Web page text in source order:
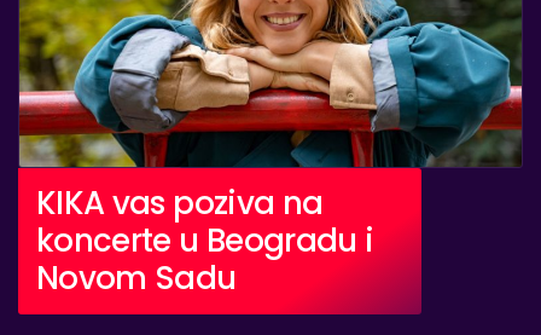
KIKA vas poziva na
koncerte u Beogradu i
Novom Sadu